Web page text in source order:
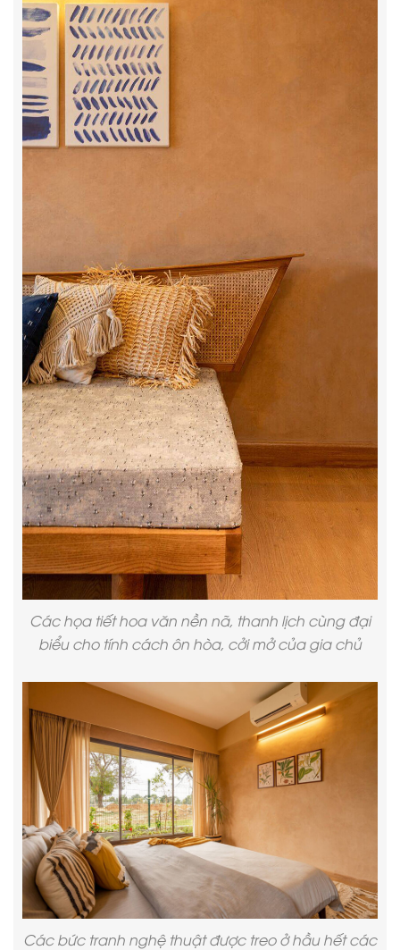
Các họa tiết hoa văn nền nã, thanh lịch cùng đại
biểu cho tính cách ôn hòa, cởi mở của gia chủ
Các bức tranh nghệ thuật được treo ở hầu hết các